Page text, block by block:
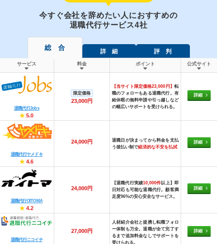
今すぐ会社を辞めたい人におすすめの
退職代行サービス4社
総 合 詳 細 評 判
サービス 料金 ポイント 公式サイト
退職代行Jobs
★ 5.0
限定価格
23,000円
【当サイト限定価格23,000円】 転
職のフォローもある退職代行。有
給休暇の無料申請や引っ越しなど
の幅広いサポートを受けられる。
詳細
退職代行ヤメドキ
★ 4.6
24,000円
退職日が決まってから料金を支払
う後払い制で経済的な不安を払拭
詳細
退職代行OITOMA
★ 4.2
24,000円
【退職代行実績10,000件以上】即
日対応も可能な退職代行。顧客満
足度96%の安心安全なサービス。
詳細
退職代行ニコイチ
27,000円
人材紹介会社と提携し転職フォロ
ー体制も万全。退職が全て完了す
るまで追加料金なしでサポートを
受けられる。
詳細